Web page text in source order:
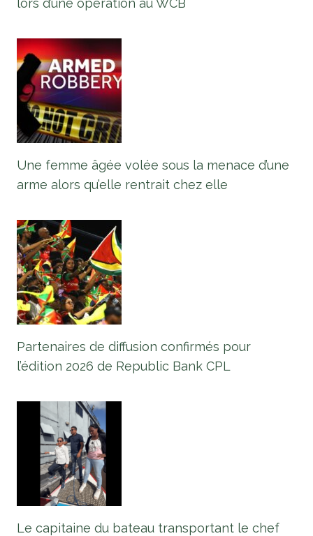
lors d’une opération au WCB
Une femme âgée volée sous la menace d’une
arme alors qu’elle rentrait chez elle
Partenaires de diffusion confirmés pour
l’édition 2026 de Republic Bank CPL
Le capitaine du bateau transportant le chef